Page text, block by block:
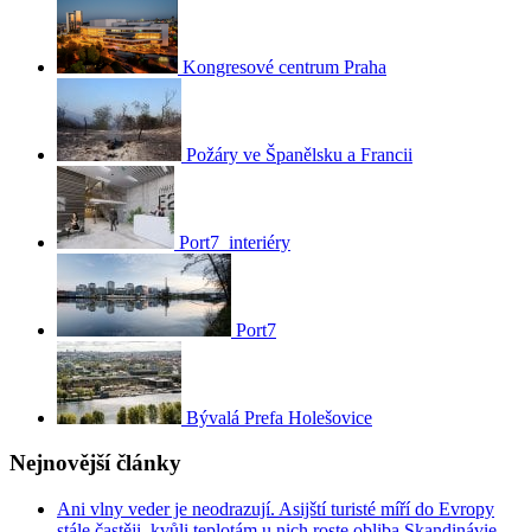
Kongresové centrum Praha
Požáry ve Španělsku a Francii
Port7_interiéry
Port7
Bývalá Prefa Holešovice
Nejnovější články
Ani vlny veder je neodrazují. Asijští turisté míří do Evropy